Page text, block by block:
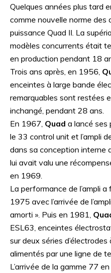
Quelques années plus tard
comme nouvelle norme des
puissance Quad II. La
modèles concurrents était
en production pendant 18
Trois ans après, en 1956,
enceintes à large bande
remarquables sont restées
inchangé, pendant 28 ans.
En 1967, Quad a lancé ses
le 33 control unit et l’ampli
dans sa conception interne
lui avait valu une
en 1969.
La performance de l’ampli
1975 avec l’arrivée de
amorti ». Puis en 1981,
ESL63, enceintes
sur deux séries
alimentés par une ligne de
L’arrivée de la gamme 77